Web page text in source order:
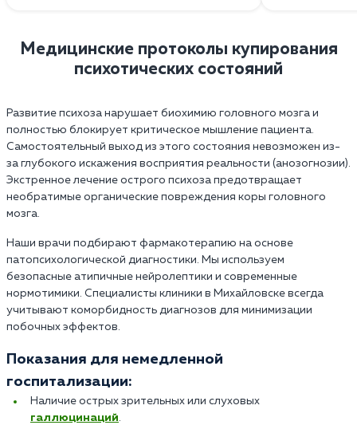
Медицинские протоколы купирования
психотических состояний
Развитие психоза нарушает биохимию головного мозга и
полностью блокирует критическое мышление пациента.
Самостоятельный выход из этого состояния невозможен из-
за глубокого искажения восприятия реальности (анозогнозии).
Экстренное лечение острого психоза предотвращает
необратимые органические повреждения коры головного
мозга.
Наши врачи подбирают фармакотерапию на основе
патопсихологической диагностики. Мы используем
безопасные атипичные нейролептики и современные
нормотимики. Специалисты клиники в Михайловске всегда
учитывают коморбидность диагнозов для минимизации
побочных эффектов.
Показания для немедленной
госпитализации:
Наличие острых зрительных или слуховых
галлюцинаций.